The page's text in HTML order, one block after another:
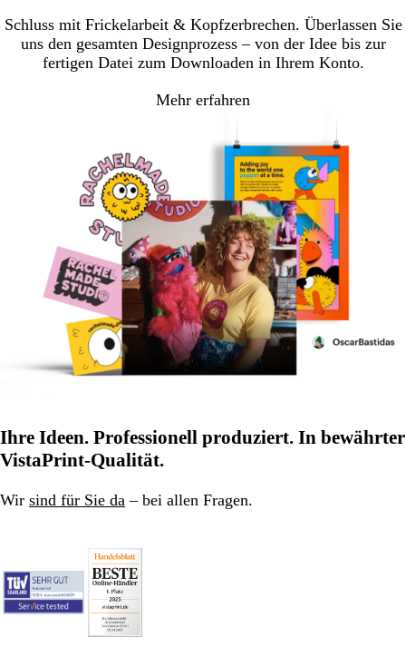
Schluss mit Frickelarbeit & Kopfzerbrechen. Überlassen Sie
uns den gesamten Designprozess – von der Idee bis zur
fertigen Datei zum Downloaden in Ihrem Konto.
Mehr erfahren
Ihre Ideen. Professionell produziert. In bewährter
VistaPrint-Qualität.
Wir sind für Sie da – bei allen Fragen.